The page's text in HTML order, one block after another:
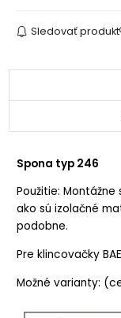
Sledovať produkt
Spona typ 246
Použitie:
ako sú izolačné
podobne.
Pre klincovačky
Možné varianty: